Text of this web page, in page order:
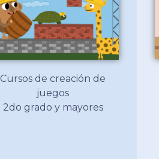
Cursos de creación de
juegos
2do grado y mayores